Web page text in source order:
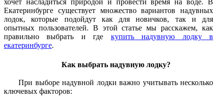
Екатеринбурге существует множество вариантов надувных
лодок, которые подойдут как для новичков, так и для
опытных пользователей. В этой статье мы расскажем, как
правильно выбрать и где купить надувную лодку в
екатеринбурге.
Как выбрать надувную лодку?
При выборе надувной лодки важно учитывать несколько
ключевых факторов: